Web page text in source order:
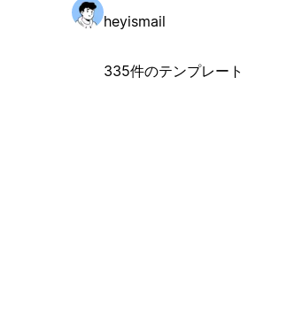
heyismail
335件のテンプレート